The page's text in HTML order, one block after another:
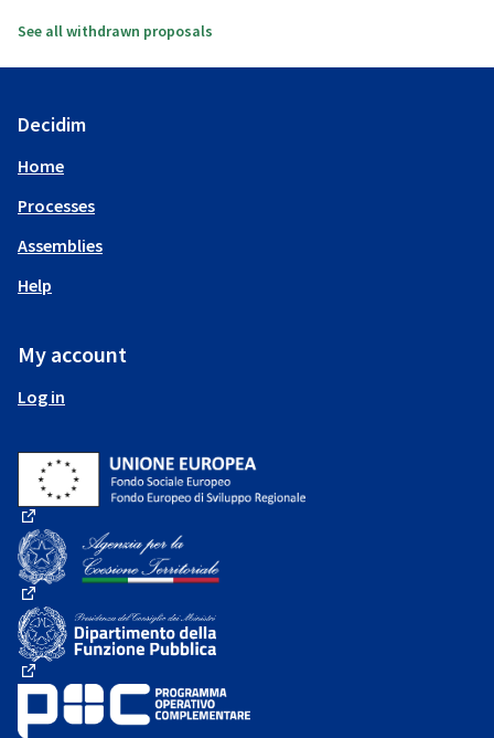
See all withdrawn proposals
Decidim
Home
Processes
Assemblies
Help
My account
Log in
(External link)
(External link)
(External link)